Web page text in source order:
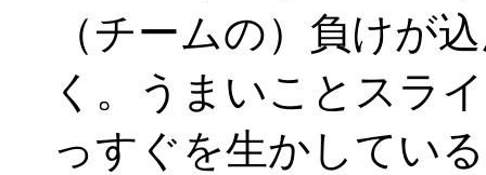
（チームの）負けが
く。うまいことスラ
っすぐを生かしてい